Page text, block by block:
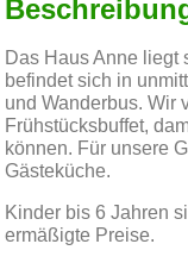
Das Haus Anne liegt
befindet sich in
und Wanderbus. Wir
Frühstücksbuffet,
können. Für unsere
Gästeküche.
Kinder bis 6 Jahren
ermäßigte Preise.